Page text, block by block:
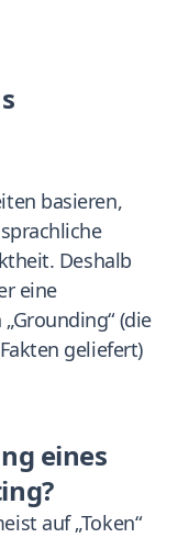
basieren,
Deshalb
eine
(die
geliefert)
eines
auf „Token“